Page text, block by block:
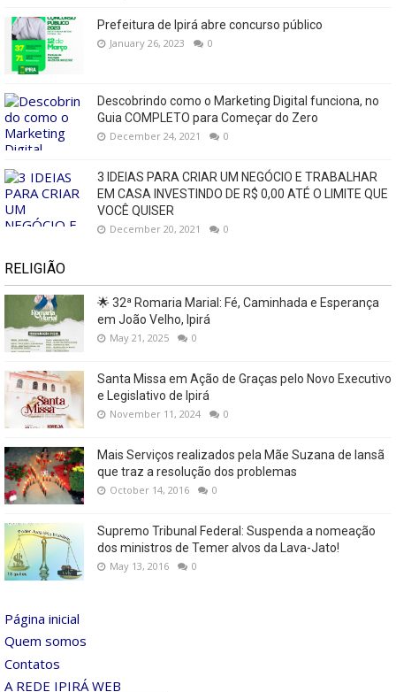
Prefeitura de Ipirá abre concurso público
January 26, 2023 0
Descobrindo como o Marketing Digital funciona, no
Guia COMPLETO para Começar do Zero
December 24, 2021 0
3 IDEIAS PARA CRIAR UM NEGÓCIO E TRABALHAR
EM CASA INVESTINDO DE R$ 0,00 ATÉ O LIMITE QUE
VOCÊ QUISER
December 20, 2021 0
RELIGIÃO
🌟 32ª Romaria Marial: Fé, Caminhada e Esperança
em João Velho, Ipirá
May 21, 2025 0
Santa Missa em Ação de Graças pelo Novo Executivo
e Legislativo de Ipirá
November 11, 2024 0
Mais Serviços realizados pela Mãe Suzana de Iansã
que traz a resolução dos problemas
October 14, 2016 0
Supremo Tribunal Federal: Suspenda a nomeação
dos ministros de Temer alvos da Lava-Jato!
May 13, 2016 0
Página inicial
Quem somos
Contatos
A REDE IPIRÁ WEB